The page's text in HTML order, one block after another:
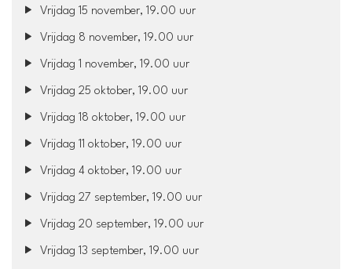
Vrijdag 15 november, 19.00 uur
Vrijdag 8 november, 19.00 uur
Vrijdag 1 november, 19.00 uur
Vrijdag 25 oktober, 19.00 uur
Vrijdag 18 oktober, 19.00 uur
Vrijdag 11 oktober, 19.00 uur
Vrijdag 4 oktober, 19.00 uur
Vrijdag 27 september, 19.00 uur
Vrijdag 20 september, 19.00 uur
Vrijdag 13 september, 19.00 uur